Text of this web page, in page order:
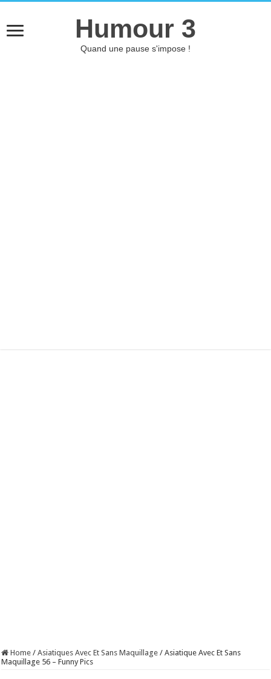
Humour 3
Quand une pause s'impose !
Home / Asiatiques Avec Et Sans Maquillage / Asiatique Avec Et Sans
Maquillage 56 – Funny Pics